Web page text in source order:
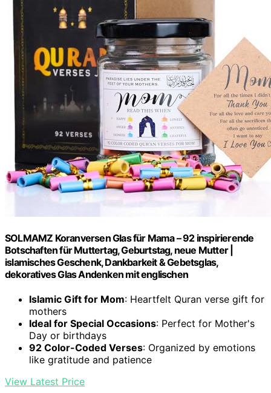
SOLMAMZ Koranversen Glas für Mama – 92 inspirierende
Botschaften für Muttertag, Geburtstag, neue Mutter |
islamisches Geschenk, Dankbarkeit & Gebetsglas,
dekoratives Glas Andenken mit englischen
Islamic Gift for Mom: Heartfelt Quran verse gift for
mothers
Ideal for Special Occasions: Perfect for Mother's
Day or birthdays
92 Color-Coded Verses: Organized by emotions
like gratitude and patience
View Latest Price